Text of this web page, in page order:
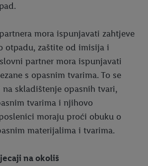
mora ispunjavati zahtjeve
otpadu, zaštite od imisija i
partner mora ispunjavati
s opasnim tvarima. To se
skladištenje opasnih tvari,
tvarima i njihovo
moraju proći obuku o
materijalima i tvarima.
na okoliš